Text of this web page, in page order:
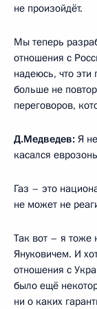
не произойдёт.
Мы теперь
отношения с
надеюсь, что
больше не
переговоров,
Д.Медведев: Я
касался
Газ – это
не может не
Так вот – я тоже
Януковичем. И
отношения с
было ещё
ни о каких